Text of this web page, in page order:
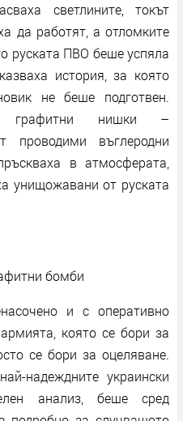
светлините, токът
да работят, а отломките
руската ПВО беше успяла
история, за която
не беше подготвен.
графитни нишки –
проводими въглеродни
в атмосферата,
унищожавани от руската
бомби
и с оперативно
която се бори за
се бори за оцеляване.
надеждните украински
анализ, беше сред